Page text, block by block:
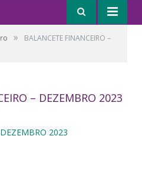
»
BALANCETE FINANCEIRO –
– DEZEMBRO 2023
2023